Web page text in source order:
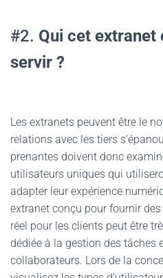
#2. Qui cet
servir ?
Les extranets peuvent être le
relations avec les tiers
prenantes doivent donc
utilisateurs uniques qui
adapter leur expérience
extranet conçu pour fournir
réel pour les clients peut être
dédiée à la gestion des tâches
collaborateurs. Lors de la